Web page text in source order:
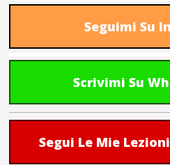
Seguimi Su
Scrivimi Su
Segui Le Mie